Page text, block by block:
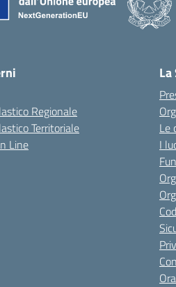
Regionale
Territoriale
Line
Le
I